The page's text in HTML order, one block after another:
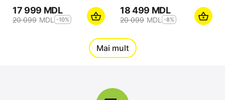
17 999 MDL
20 099 MDL -10%
18 499 MDL
20 099 MDL -8%
-10%
Mai mult